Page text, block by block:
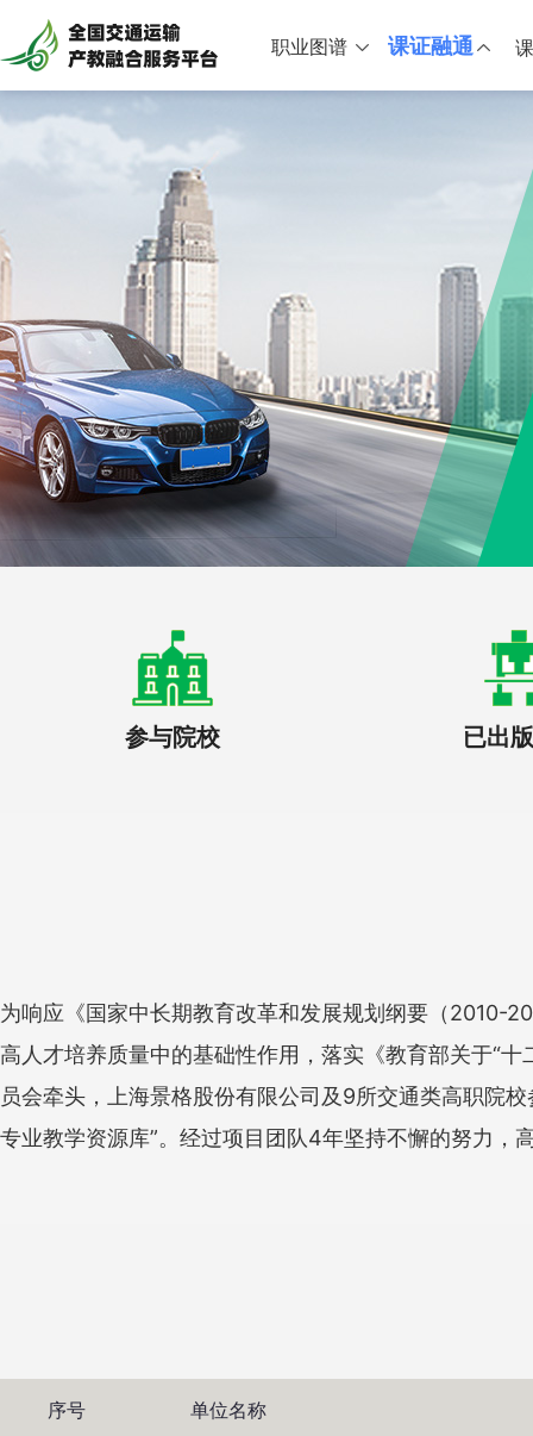
职业图谱 课证融通
参与院校 已出
为响应《国家中长期教育改革和发展规划纲要（2010-
高人才培养质量中的基础性作用，落实《教育部关于“
员会牵头，上海景格股份有限公司及9所交通类高职院
专业教学资源库”。经过项目团队4年坚持不懈的努力，
序号 单位名称